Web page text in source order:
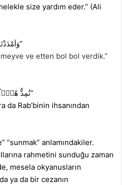
size yardım eder.” (Ali
”
ve etten bol bol verdik.”
نُمِدُّ”
da Rab’binin ihsanından
“sunmak” anlamındakiler.
rahmetini sunduğu zaman
mesela okyanusların
ya da bir cezanın